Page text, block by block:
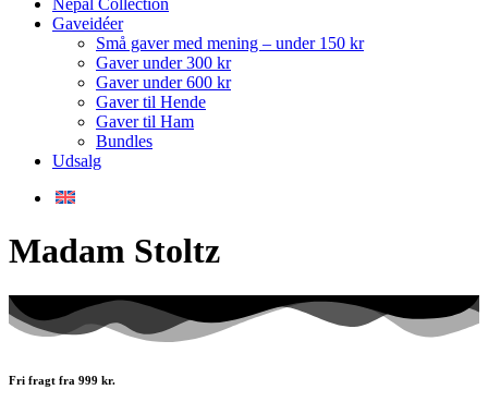
Gaveidéer
Små gaver med mening – under 150 kr
Gaver under 300 kr
Gaver under 600 kr
Gaver til Hende
Gaver til Ham
Bundles
Udsalg
Madam Stoltz
Fri fragt fra 999 kr.